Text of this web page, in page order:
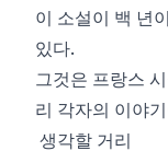
이 소설이 백 년
있다.
그것은 프랑스
리 각자의 이야
생각할 거리